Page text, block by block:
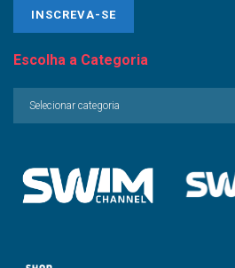
Escolha a Categoria